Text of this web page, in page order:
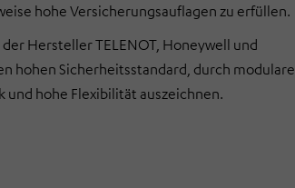
hohe Versicherungsauflagen zu erfüllen.
Hersteller TELENOT, Honeywell und
hohen Sicherheitsstandard, durch modulare
und hohe Flexibilität auszeichnen.